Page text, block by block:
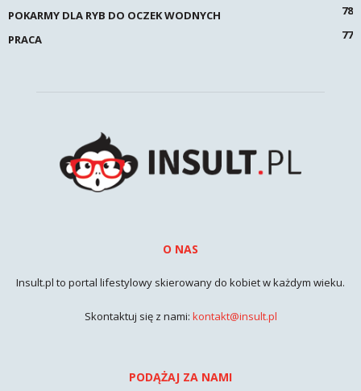
POKARMY DLA RYB DO OCZEK WODNYCH
78
PRACA
77
O NAS
Insult.pl to portal lifestylowy skierowany do kobiet w każdym wieku.
Skontaktuj się z nami: kontakt@insult.pl
PODĄŻAJ ZA NAMI